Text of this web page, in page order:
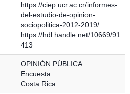
https://ciep.ucr.ac.cr/informes-
del-estudio-de-opinion-
sociopolitica-2012-2019/
https://hdl.handle.net/10669/91
413
OPINIÓN PÚBLICA
Encuesta
Costa Rica